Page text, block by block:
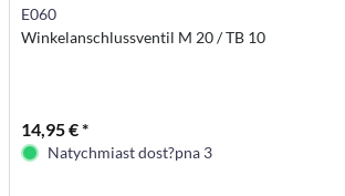
E060
Winkelanschlussventil M 20 / TB 10
14,95 € *
Natychmiast dost?pna 3